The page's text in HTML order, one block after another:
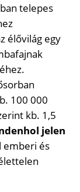
telepes
élővilág egy
100 000
kb. 1,5
jelen
emberi és